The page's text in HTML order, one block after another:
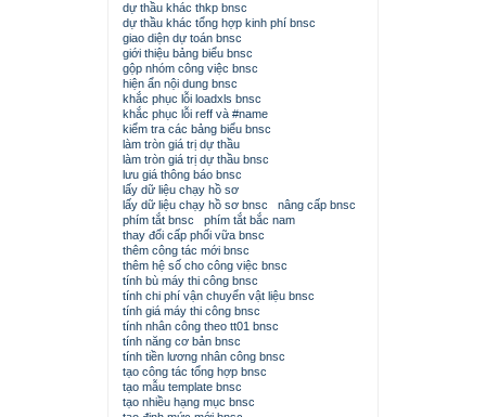
dự thầu khác thkp bnsc
dự thầu khác tổng hợp kinh phí bnsc
giao diện dự toán bnsc
giới thiệu bảng biểu bnsc
gộp nhóm công việc bnsc
hiện ẩn nội dung bnsc
khắc phục lỗi loadxls bnsc
khắc phục lỗi reff và #name
kiểm tra các bảng biểu bnsc
làm tròn giá trị dự thầu
làm tròn giá trị dự thầu bnsc
lưu giá thông báo bnsc
lấy dữ liệu chạy hồ sơ
lấy dữ liệu chạy hồ sơ bnsc
nâng cấp bnsc
phím tắt bnsc
phím tắt bắc nam
thay đổi cấp phối vữa bnsc
thêm công tác mới bnsc
thêm hệ số cho công việc bnsc
tính bù máy thi công bnsc
tính chi phí vận chuyển vật liệu bnsc
tính giá máy thi công bnsc
tính nhân công theo tt01 bnsc
tính năng cơ bản bnsc
tính tiền lương nhân công bnsc
tạo công tác tổng hợp bnsc
tạo mẫu template bnsc
tạo nhiều hạng mục bnsc